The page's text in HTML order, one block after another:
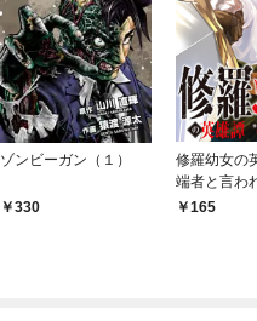
ゾンビーガン（１）
330
修羅幼女の
端者と言わ
幼女に転生
165